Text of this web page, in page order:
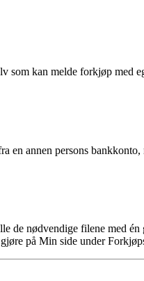
som kan melde forkjøp med
en annen persons
de nødvendige filene med
på Min side under